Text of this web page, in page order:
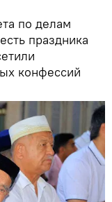
по делам
праздника
конфессий